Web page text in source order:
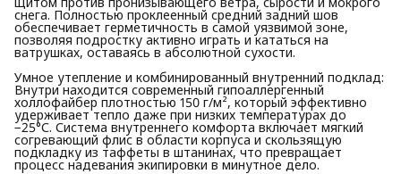
снега. Полностью проклеенный средний задний шов
обеспечивает герметичность в самой уязвимой зоне,
позволяя подростку активно играть и кататься на
ватрушках, оставаясь в абсолютной сухости.
Умное утепление и комбинированный внутренний подклад:
Внутри находится современный гипоаллергенный
холлофайбер плотностью 150 г/м², который эффективно
удерживает тепло даже при низких температурах до
−25°С. Система внутреннего комфорта включает мягкий
согревающий флис в области корпуса и скользящую
подкладку из таффеты в штанинах, что превращает
процесс надевания экипировки в минутное дело.